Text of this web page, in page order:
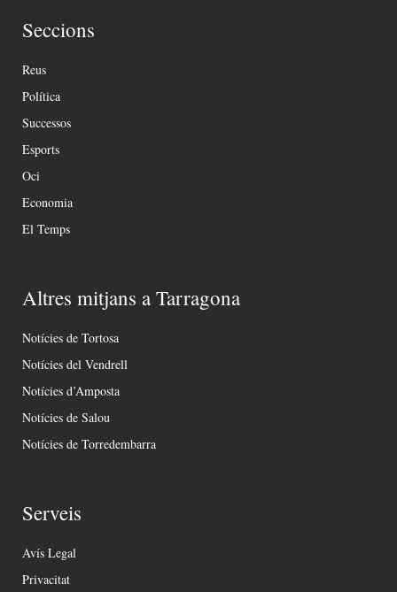
Seccions
Reus
Política
Successos
Esports
Oci
Economia
El Temps
Altres mitjans a Tarragona
Notícies de Tortosa
Notícies del Vendrell
Notícies d’Amposta
Notícies de Salou
Notícies de Torredembarra
Serveis
Avís Legal
Privacitat